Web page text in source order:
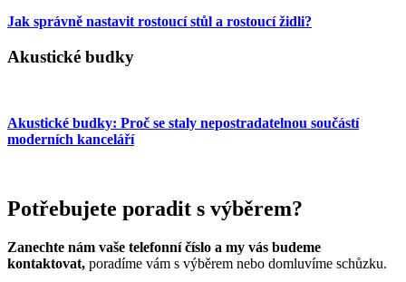
Jak správně nastavit rostoucí stůl a rostoucí židli?
Akustické budky
Akustické budky: Proč se staly nepostradatelnou součástí
moderních kanceláří
Potřebujete poradit s výběrem?
Zanechte nám vaše telefonní číslo a my vás budeme
kontaktovat, poradíme vám s výběrem nebo domluvíme schůzku.